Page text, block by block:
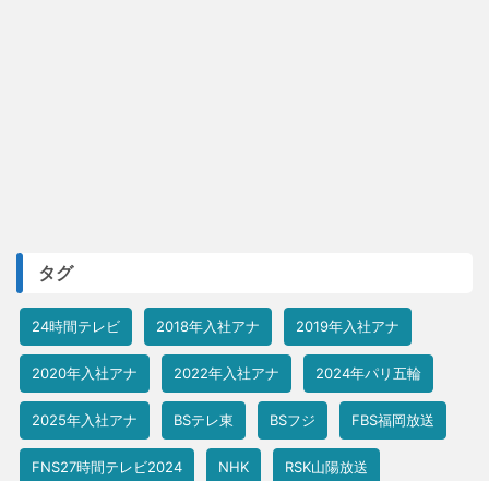
タグ
24時間テレビ 2018年入社アナ 2019年入社アナ
2020年入社アナ 2022年入社アナ 2024年パリ五輪
2025年入社アナ BSテレ東 BSフジ FBS福岡放送
FNS27時間テレビ2024 NHK RSK山陽放送